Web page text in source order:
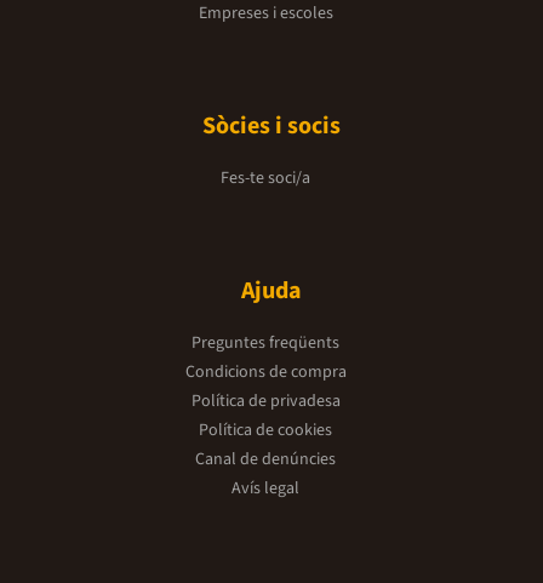
Empreses i escoles
Sòcies i socis
Fes-te soci/a
Ajuda
Preguntes freqüents
Condicions de compra
Política de privadesa
Política de cookies
Canal de denúncies
Avís legal